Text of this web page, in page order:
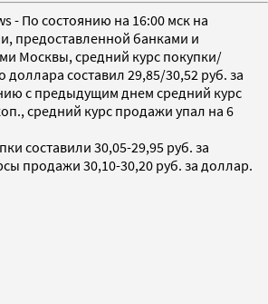
- По состоянию на 16:00 мск на
предоставленной банками и
Москвы, средний курс покупки/
составил 29,85/30,52 руб. за
с предыдущим днем средний курс
средний курс продажи упал на 6
составили 30,05-29,95 руб. за
продажи 30,10-30,20 руб. за доллар.